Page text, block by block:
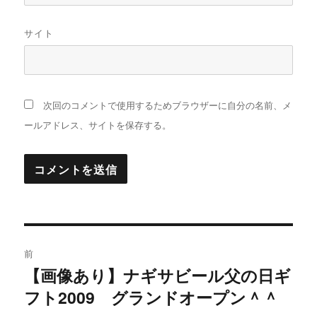
サイト
次回のコメントで使用するためブラウザーに自分の名前、メ
ールアドレス、サイトを保存する。
稿
ナ
前
去
【画像あり】ナギサビール父の日ギ
フト2009 グランドオープン＾＾